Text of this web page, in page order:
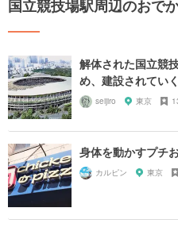
国立競技場駅周辺のおで
解体された国立競
め、建設されてい
seijiro 東京
身体を動かすプチ
カルピン 東京